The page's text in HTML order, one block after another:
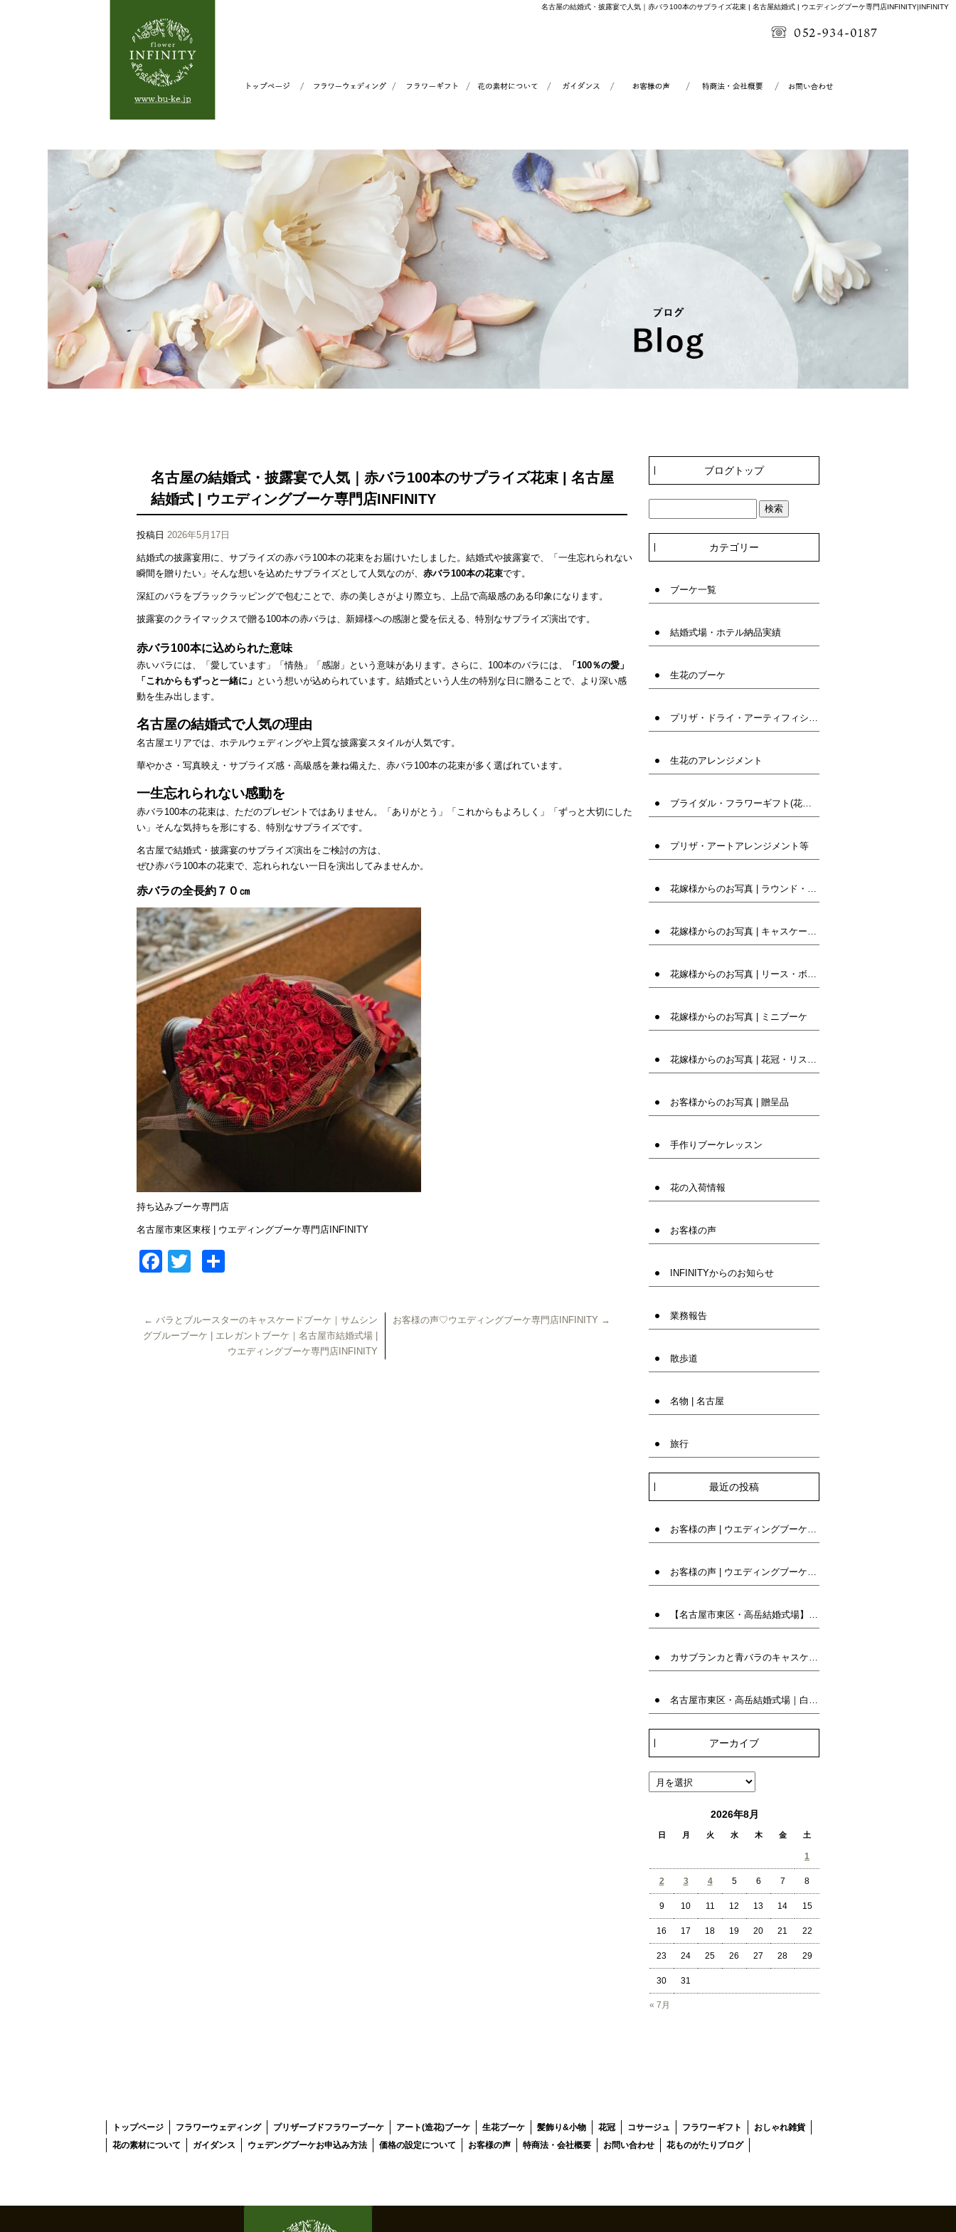
名古屋の結婚式・披露宴で人気｜赤バラ100本のサプライズ花束 | 名古屋結婚式 | ウエディングブーケ専門店INFINITY|INFINITY
名古屋の結婚式・披露宴で人気｜赤バラ100本のサプライズ花束 | 名古屋
結婚式 | ウエディングブーケ専門店INFINITY
投稿日 2026年5月17日
結婚式の披露宴用に、サプライズの赤バラ100本の花束をお届けいたしました。結婚式や披露宴で、「一生忘れられない
瞬間を贈りたい」そんな想いを込めたサプライズとして人気なのが、 赤バラ100本の花束です。
深紅のバラをブラックラッピングで包むことで、赤の美しさがより際立ち、上品で高級感のある印象になります。
披露宴のクライマックスで贈る100本の赤バラは、新婦様への感謝と愛を伝える、特別なサプライズ演出です。
赤バラ100本に込められた意味
赤いバラには、「愛しています」「情熱」「感謝」という意味があります。さらに、100本のバラには、
「100％の愛」
「これからもずっと一緒に」 という想いが込められています。結婚式という人生の特別な日に贈ることで、より深い感
動を生み出します。
名古屋の結婚式で人気の理由
名古屋エリアでは、ホテルウェディングや上質な披露宴スタイルが人気です。
華やかさ・写真映え・サプライズ感・高級感を兼ね備えた、赤バラ100本の花束が多く選ばれています。
一生忘れられない感動を
赤バラ100本の花束は、ただのプレゼントではありません。「ありがとう」「これからもよろしく」「ずっと大切にした
い」そんな気持ちを形にする、特別なサプライズです。
名古屋で結婚式・披露宴のサプライズ演出をご検討の方は、
ぜひ赤バラ100本の花束で、忘れられない一日を演出してみませんか。
赤バラの全長約７０㎝
持ち込みブーケ専門店
名古屋市東区東桜 | ウエディングブーケ専門店INFINITY
Facebook
Twitter
← バラとブルースターのキャスケードブーケ｜サムシン
グブルーブーケ | エレガントブーケ｜名古屋市結婚式場 |
ウエディングブーケ専門店INFINITY
お客様の声♡ウエディングブーケ専門店INFINITY →
ブログトップ
カテゴリー
ブーケ一覧
結婚式場・ホテル納品実績
生花のブーケ
プリザ・ドライ・アーティフィシャルフラワー(造花)ブーケ
生花のアレンジメント
ブライダル・フラワーギフト(花束・髪飾りなど)
プリザ・アートアレンジメント等
花嫁様からのお写真 | ラウンド・クラッチ
花嫁様からのお写真 | キャスケード・オーバル
花嫁様からのお写真 | リース・ボール・バック
花嫁様からのお写真 | ミニブーケ
花嫁様からのお写真 | 花冠・リストレット等
お客様からのお写真 | 贈呈品
手作りブーケレッスン
花の入荷情報
お客様の声
INFINITYからのお知らせ
業務報告
散歩道
名物 | 名古屋
旅行
最近の投稿
お客様の声 | ウエディングブーケ専門店INFINITY
お客様の声 | ウエディングブーケ専門店INFINITY
【名古屋市東区・高岳結婚式場】白い八重トルコキキョウとブルースターのラウンドブーケ｜兼用ブーケ | ブーケ名古屋 | ウエディングブーケ専門店INFINITY
カサブランカと青バラのキャスケードブーケ｜アーティフィシャルフラワーの上品な大輪の白百合ブーケ | ウエディングブーケ専門店INFINITY
名古屋市東区・高岳結婚式場｜白バラのクラッチブーケ｜人気の韓国風ブーケ | ブーケ名古屋 | ウエディングブーケ専門店INFINITY
アーカイブ
2026年8月
日 月 火 水 木 金 土
« 7月
1
2 3 4 5 6 7 8
9 10 11 12 13 14 15
16 17 18 19 20 21 22
23 24 25 26 27 28 29
30 31
トップページ フラワーウェディング プリザーブドフラワーブーケ アート(造花)ブーケ 生花ブーケ 髪飾り&小物 花冠 コサージュ フラワーギフト
おしゃれ雑貨
花の素材について
ガイダンス ウェデングブーケお申込み方法 価格の設定について お客様の声 特商法・会社概要 お問い合わせ 花ものがたりブログ